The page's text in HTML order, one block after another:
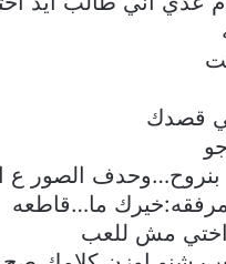
قصدك
الصور ع
ما…قاطعه
اختي مش للعب